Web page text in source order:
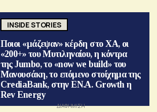
INSIDE STORIES
Ποιοι «μάζεψαν» κέρδη στο ΧΑ, οι
«200+» του Μυτιληναίου, η κόντρα
της Jumbo, το «now we build» του
Μανουσάκη, το επόμενο στοίχημα της
CrediaBank, στην ΕΝ.Α. Growth η
Rev Energy